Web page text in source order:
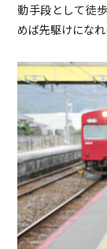
動手段として徒
めば先駆けになれ